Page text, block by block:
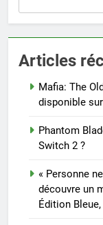
Articles
Mafia: The
disponible
Phantom
Switch 2 ?
« Personne
découvre un
Édition